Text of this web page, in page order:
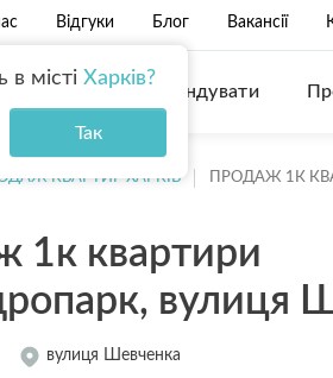
в місті Харків?
Так
Відгуки Блог Вакансії
Орендувати
КВАРТИР ХАРКІВ ПРОДАЖ 1К
1к квартири
вулиця
вулиця Шевченка